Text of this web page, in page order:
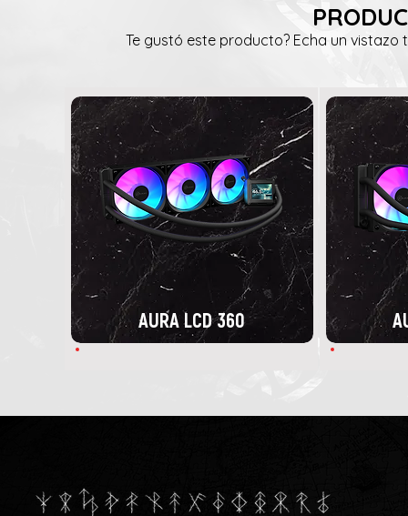
Te gustó este producto? Echa un
AURA LCD 360